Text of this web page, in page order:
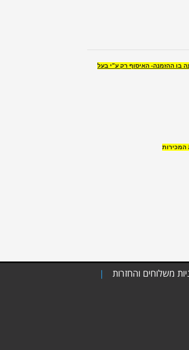
בו ההזמנה- האיסוף רק ע"י בעל
המכירות
משלוחים והחזרות |